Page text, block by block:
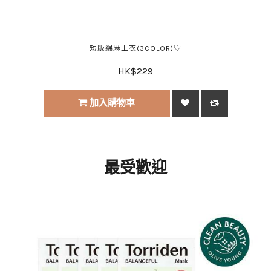
短版綿麻上衣(3COLOR)♡
HK$229
加入購物車
最受歡迎